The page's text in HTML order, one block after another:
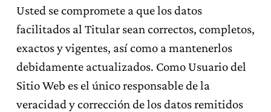
Usted se compromete a que los datos
facilitados al Titular sean correctos, completos,
exactos y vigentes, así como a mantenerlos
debidamente actualizados. Como Usuario del
Sitio Web es el único responsable de la
veracidad y corrección de los datos remitidos